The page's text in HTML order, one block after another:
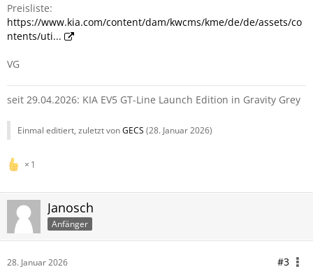
Preisliste:
https://www.kia.com/content/dam/kwcms/kme/de/de/assets/co
ntents/uti...
VG
seit 29.04.2026: KIA EV5 GT-Line Launch Edition in Gravity Grey
Einmal editiert, zuletzt vonGECS (28. Januar 2026)
1
Janosch
Anfänger
28. Januar 2026 #3